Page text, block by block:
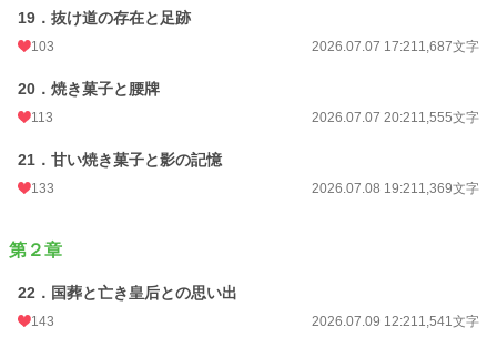
19．抜け道の存在と足跡
103 2026.07.07 17:211,687文字
20．焼き菓子と腰牌
113 2026.07.07 20:211,555文字
21．甘い焼き菓子と影の記憶
133 2026.07.08 19:211,369文字
第２章
22．国葬と亡き皇后との思い出
143 2026.07.09 12:211,541文字